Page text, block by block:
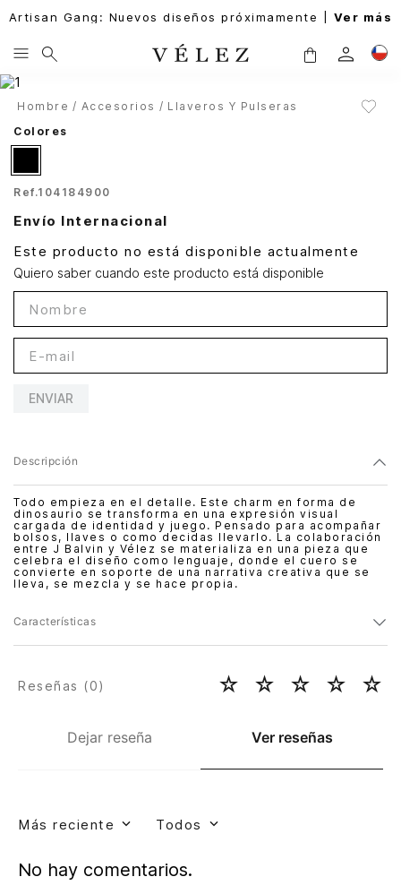
Artisan Gang: Nuevos diseños próximamente | Ver más
Hombre Accesorios
Llaveros Y Pulseras
Colores
Ref.104184900
Envío Internacional
Este producto no está disponible actualmente
Quiero saber cuando este producto está disponible
ENVIAR
Descripción
Todo empieza en el detalle. Este charm en forma de
dinosaurio se transforma en una expresión visual
cargada de identidad y juego. Pensado para acompañar
bolsos, llaves o como decidas llevarlo. La colaboración
entre J Balvin y Vélez se materializa en una pieza que
celebra el diseño como lenguaje, donde el cuero se
convierte en soporte de una narrativa creativa que se
lleva, se mezcla y se hace propia.
Características
Dejar reseña Ver reseñas
Reseñas (0) ☆ ☆ ☆ ☆ ☆
Más reciente Todos
No hay comentarios.